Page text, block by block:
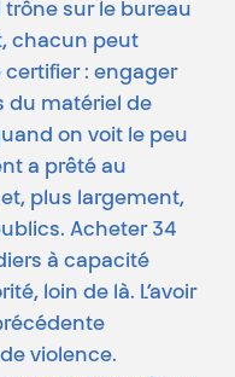
sur le bureau
chacun peut
certifier : engager
du matériel de
on voit le peu
a prêté au
plus largement,
Acheter 34
à capacité
loin de là. L’avoir
violence.